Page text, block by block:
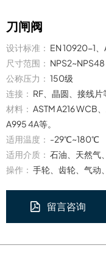
刀闸阀
设计标准： EN 10920-1、
尺寸范围：
公称压力： 150级
连接： RF、晶圆、接线片
材料： ASTM A216 WCB
A995 4A等。
适用温度： -29℃~180℃
适用介质： 石油、天然气
操作： 手轮、齿轮、气动
留言咨询